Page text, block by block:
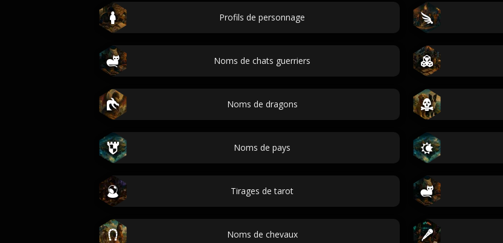
Profils de personnage
Noms de chats guerriers
Noms de dragons
Noms de pays
Tirages de tarot
Noms de chevaux